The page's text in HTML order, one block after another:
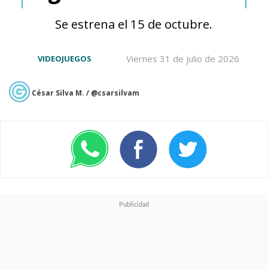
que no tiene fecha ni ventana
protagonista.
Se estrena el 15 de octubre.
Viernes 31 de julio de 2026
VIDEOJUEGOS
César Silva M. / @csarsilvam